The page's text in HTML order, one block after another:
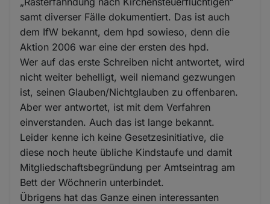
samt diverser Fälle dokumentiert. Das ist auch
dem IfW bekannt, dem hpd sowieso, denn die
Aktion 2006 war eine der ersten des hpd.
Wer auf das erste Schreiben nicht antwortet, wird
nicht weiter behelligt, weil niemand gezwungen
ist, seinen Glauben/Nichtglauben zu offenbaren.
Aber wer antwortet, ist mit dem Verfahren
einverstanden. Auch das ist lange bekannt.
Leider kenne ich keine Gesetzesinitiative, die
diese noch heute übliche Kindstaufe und damit
Mitgliedschaftsbegründung per Amtseintrag am
Bett der Wöchnerin unterbindet.
Übrigens hat das Ganze einen interessanten